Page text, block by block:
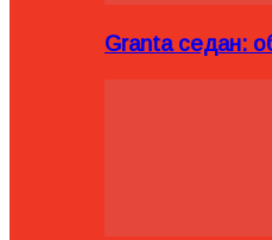
Granta седан: